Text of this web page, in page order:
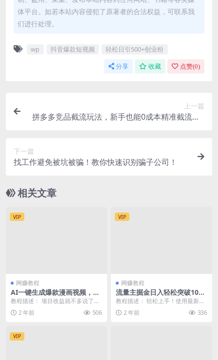
体平台。如若本站内容侵犯了原著者的合法权益，可联系我
们进行处理。
wp 抖音爆款短视频 轻松日引500+创业粉
分享 收藏 点赞(0)
上一篇
拼多多竞品截流玩法，新手也能0成本精准截流（1
下一篇
找工作避免被坑被骗！教你快速识别骗子公司！
相关文章
VIP
网赚教程
AI一键生成爆款漫画视频，3
分钟1条双重去重100%过原
创，粘贴复制日入500+
教程描述： 项目收益就不多说了，
小说推文大家应该知道，马哥之前
也拆解过，但是漫画...
2 年前 506
VIP
网赚教程
流量主掘金日入轻松突破1000
+，一键生成，独家玩法大揭
秘，闷声发财 【原创新玩法】
教程描述： 轻松上手！使用最新的
AI插件，一人就能管理50个账号，
月入轻松突破6...
2 年前 336
VIP